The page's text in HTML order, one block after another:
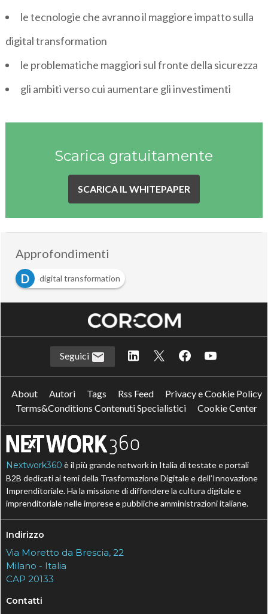
le tecnologie che avranno il maggiore impatto sulla
digital transformation
le problematiche maggiori sul fronte della sicurezza
gli ambiti verso cui aumentare gli investimenti
Scarica gratuitamente
SCARICA IL WHITEPAPER
Approfondimenti
D
digital transformation
Seguici
About Autori Tags Rss Feed
Privacy e Cookie Policy
Terms&Conditions Contenuti Specialistici
Cookie Center
Nextwork360 è il più grande network in Italia di testate e portali
B2B dedicati ai temi della Trasformazione Digitale e dell’Innovazione
Imprenditoriale. Ha la missione di diffondere la cultura digitale e
imprenditoriale nelle imprese e pubbliche amministrazioni italiane.
Indirizzo
Via Moretto da Brescia, 22
Milano - Italia
CAP 20133
Contatti